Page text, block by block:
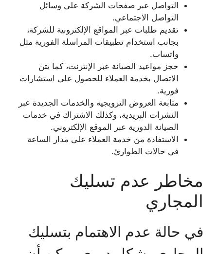
التواصل عبر صفحات الشركة على وسائل
التواصل الاجتماعي.
تقديم طلبات عبر المواقع الإلكترونية للشركة،
بجانب استخدام تطبيقات المراسلة الفورية مثل
واتساب.
حجز مواعيد الصيانة عبر الإنترنت، كما يتن
الاتصال بخدمة العملاء للحصول على استشارات
فورية.
متابعة العروض الترويجية والخدمات الجديدة عبر
النشرات البريدية، وكذلك الاشتراك في خدمات
الصيانة الدورية عبر الموقع الإلكتروني.
الاستفادة من خدمة العملاء على مدار الساعة
في حالات الطوارئ.
مخاطر عدم تسليك
المجاري
في حالة عدم الاهتمام بتسليك